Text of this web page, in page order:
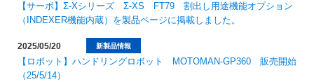
【サーボ】Σ-Xシリーズ Σ-XS FT79 割出し用途機能オプション
（INDEXER機能内蔵）を製品ページに掲載しました。
新製品情報
2025/05/20
【ロボット】ハンドリングロボット MOTOMAN-GP360 販売開始
（25/5/14）